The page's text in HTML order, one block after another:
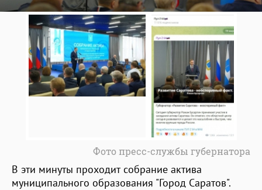
Фото пресс-службы губернатора
В эти минуты проходит собрание актива
муниципального образования "Город Саратов".